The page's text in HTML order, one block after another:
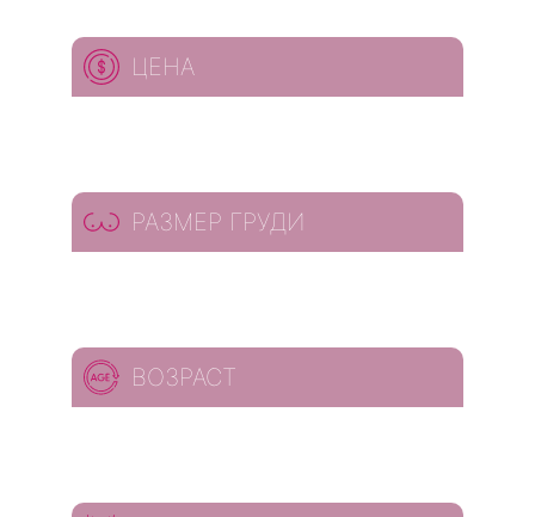
ЦЕНА
РАЗМЕР ГРУДИ
ВОЗРАСТ